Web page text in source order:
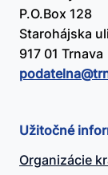
P.O.Box 128
Starohájska
917 01 Trnava
Užitočné
Organizácie